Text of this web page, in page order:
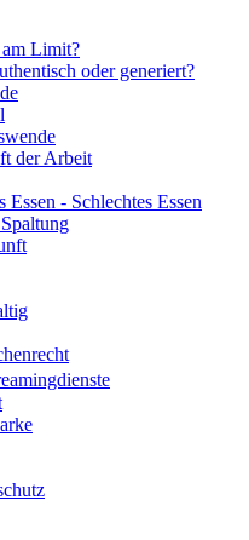
Limit?
oder generiert?
der Arbeit
Essen - Schlechtes Essen